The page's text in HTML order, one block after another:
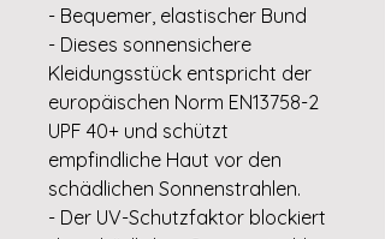
- Bequemer, elastischer Bund
- Dieses sonnensichere
Kleidungsstück entspricht der
europäischen Norm EN13758-2
UPF 40+ und schützt
empfindliche Haut vor den
schädlichen Sonnenstrahlen.
- Der UV-Schutzfaktor blockiert